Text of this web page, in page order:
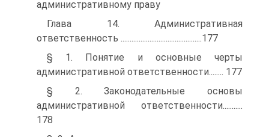
административному праву
Глава 14. Административная
ответственность .............................................177
§ 1. Понятие и основные черты
административной ответственности........ 177
§ 2. Законодательные основы
административной ответственности...........
178